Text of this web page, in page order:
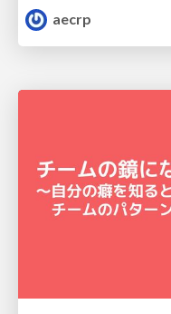
aecrp